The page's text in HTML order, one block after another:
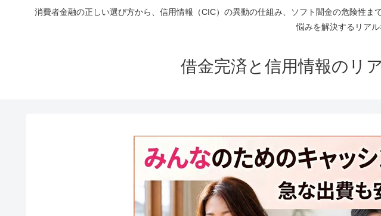
消費者金融の正しい選び方から、信用情報（CIC）の異動の仕組み、ソフト闇金の危険性
悩みを解決するリア
借金完済と信用情報のリ